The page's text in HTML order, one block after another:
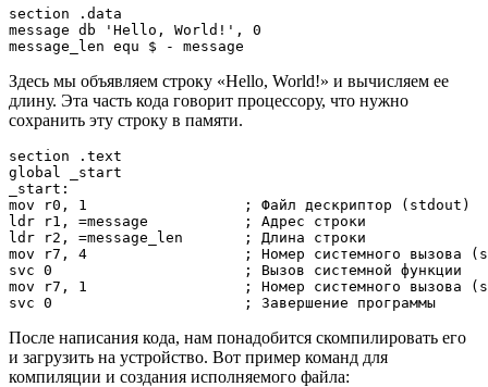
section .data
message db 'Hello, World!', 0
Здесь мы объявляем строку «Hello, World!» и вычисляем ее
длину. Эта часть кода говорит процессору, что нужно
сохранить эту строку в памяти.
section .text
global _start
_start:
mov r0, 1                  ; Файл дескриптор (stdout)
ldr r1, =message           ; Адрес строки
ldr r2, =message_len       ; Длина строки
mov r7, 4                  ; Номер системного вызова
svc 0                      ; Вызов системной функции
mov r7, 1                  ; Номер системного вызова
После написания кода, нам понадобится скомпилировать его
и загрузить на устройство. Вот пример команд для
компиляции и создания исполняемого файла: